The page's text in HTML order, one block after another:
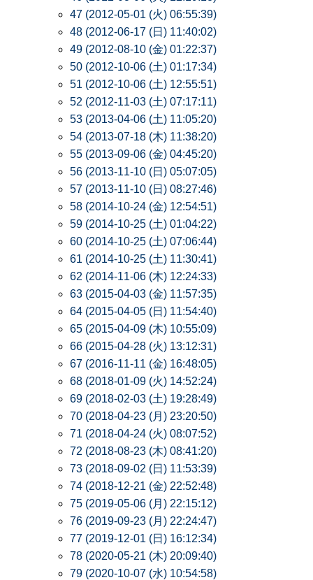
47 (2012-05-01 (火) 06:55:39)
48 (2012-06-17 (日) 11:40:02)
49 (2012-08-10 (金) 01:22:37)
50 (2012-10-06 (土) 01:17:34)
51 (2012-10-06 (土) 12:55:51)
52 (2012-11-03 (土) 07:17:11)
53 (2013-04-06 (土) 11:05:20)
54 (2013-07-18 (木) 11:38:20)
55 (2013-09-06 (金) 04:45:20)
56 (2013-11-10 (日) 05:07:05)
57 (2013-11-10 (日) 08:27:46)
58 (2014-10-24 (金) 12:54:51)
59 (2014-10-25 (土) 01:04:22)
60 (2014-10-25 (土) 07:06:44)
61 (2014-10-25 (土) 11:30:41)
62 (2014-11-06 (木) 12:24:33)
63 (2015-04-03 (金) 11:57:35)
64 (2015-04-05 (日) 11:54:40)
65 (2015-04-09 (木) 10:55:09)
66 (2015-04-28 (火) 13:12:31)
67 (2016-11-11 (金) 16:48:05)
68 (2018-01-09 (火) 14:52:24)
69 (2018-02-03 (土) 19:28:49)
70 (2018-04-23 (月) 23:20:50)
71 (2018-04-24 (火) 08:07:52)
72 (2018-08-23 (木) 08:41:20)
73 (2018-09-02 (日) 11:53:39)
74 (2018-12-21 (金) 22:52:48)
75 (2019-05-06 (月) 22:15:12)
76 (2019-09-23 (月) 22:24:47)
77 (2019-12-01 (日) 16:12:34)
78 (2020-05-21 (木) 20:09:40)
79 (2020-10-07 (水) 10:54:58)